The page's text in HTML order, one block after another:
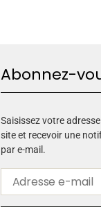
Abonnez-
Saisissez votre
site et recevoir une
par e-mail.